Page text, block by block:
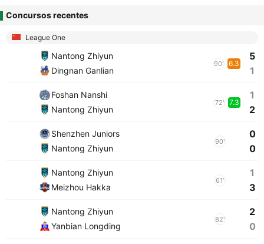
Concursos recentes
League One
Nantong Zhiyun
Dingnan Ganlian
90' 6.3
5
1
Foshan Nanshi
Nantong Zhiyun
72' 7.3
1
2
Shenzhen Juniors
Nantong Zhiyun
90'
0
0
Nantong Zhiyun
Meizhou Hakka
61'
1
3
Nantong Zhiyun
Yanbian Longding
82'
2
0